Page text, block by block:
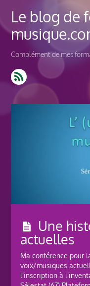
Le blog de
Complément de mes
Une
actuelles
Ma conférence pour
voix/musiques
l’inscription à